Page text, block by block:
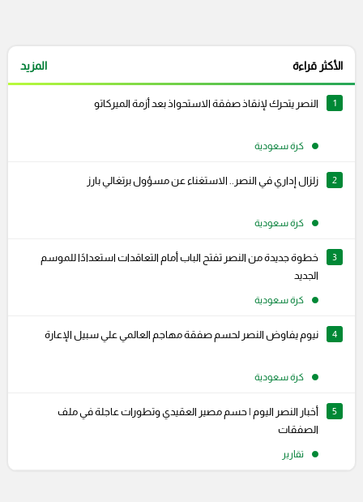
الأكثر قراءة المزيد
1 النصر يتحرك لإنقاذ صفقة الاستحواذ بعد أزمة الميركاتو
كرة سعودية
2 زلزال إداري في النصر.. الاستغناء عن مسؤول برتغالي بارز
كرة سعودية
3
خطوة جديدة من النصر تفتح الباب أمام التعاقدات استعدادًا للموسم
الجديد
كرة سعودية
4 نيوم يفاوض النصر لحسم صفقة مهاجم العالمي علي سبيل الإعارة
كرة سعودية
5
أخبار النصر اليوم | حسم مصير العقيدي وتطورات عاجلة في ملف
الصفقات
تقارير